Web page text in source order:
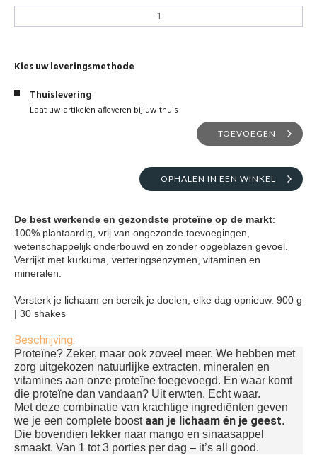
Kies uw leveringsmethode
Thuislevering
Laat uw artikelen afleveren bij uw thuis
TOEVOEGEN
OPHALEN IN EEN WINKEL
De best werkende en gezondste proteïne op de markt:
100% plantaardig, vrij van ongezonde toevoegingen,
wetenschappelijk onderbouwd en zonder opgeblazen gevoel.
Verrijkt met kurkuma, verteringsenzymen, vitaminen en
mineralen.
Versterk je lichaam en bereik je doelen, elke dag opnieuw. 900 g
| 30 shakes
Beschrijving:
Proteïne? Zeker, maar ook zoveel meer. We hebben met
zorg uitgekozen natuurlijke extracten, mineralen en
vitamines aan onze proteïne toegevoegd. En waar komt
die proteïne dan vandaan? Uit erwten. Echt waar.
Met deze combinatie van krachtige ingrediënten geven
we je een complete boost aan je lichaam én je geest.
Die bovendien lekker naar mango en sinaasappel
smaakt. Van 1 tot 3 porties per dag – it’s all good.